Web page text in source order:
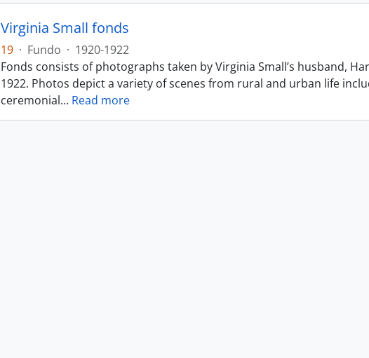
Virginia Small fonds
19 · Fundo · 1920-1922
Fonds consists of photographs taken by Virginia Small’s husband,
1922. Photos depict a variety of scenes from rural and urban life
ceremonial… Read more